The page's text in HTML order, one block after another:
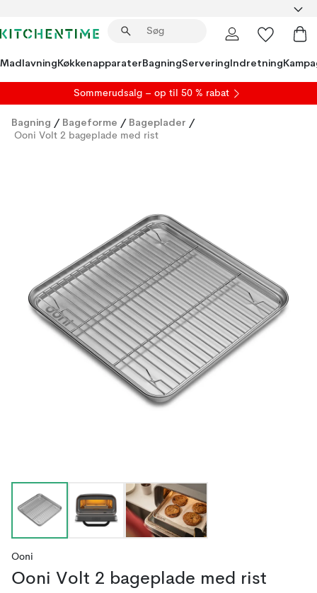
MadlavningKøkkenapparaterBagningServeringIndretning
Sommerudsalg – op til 50 % rabat
Bagning / Bageforme / Bageplader /
Ooni Volt 2 bageplade med rist
Ooni
Ooni Volt 2 bageplade med rist